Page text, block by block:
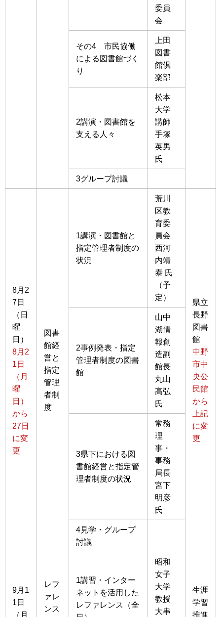
委員
会
その4 市民協働
による図書館づく
り
上田
図書
館倶
楽部
2講演・図書館を
支える人々
松本
大学
講師
手塚
英男
氏
3グループ討議
8月2
7日
（日
曜
日）
8月2
1日
（月
曜
日）
から
27日
に変
更
図書
館経
営と
指定
管理
者制
度
1講演・図書館と
指定管理者制度の
状況
荒川
区教
育委
員会
西河
内靖
泰 氏
（予
定）
県立
長野
図書
館
中野
市中
央公
民館
から
上記
に変
更
2事例発表・指定
管理者制度の図書
館
山中
湖情
報創
造副
館長
丸山
高弘
氏
3県下における図
書館経営と指定管
理者制度の状況
常務
理
事・
事務
局長
宮下
明彦
氏
4見学・グループ
討議
9月1
1日
（月
レフ
ァレ
ンス
1講習・インター
ネットを活用した
レファレンス（全
昭和
女子
大学
教授
大串
生涯
学習
推進